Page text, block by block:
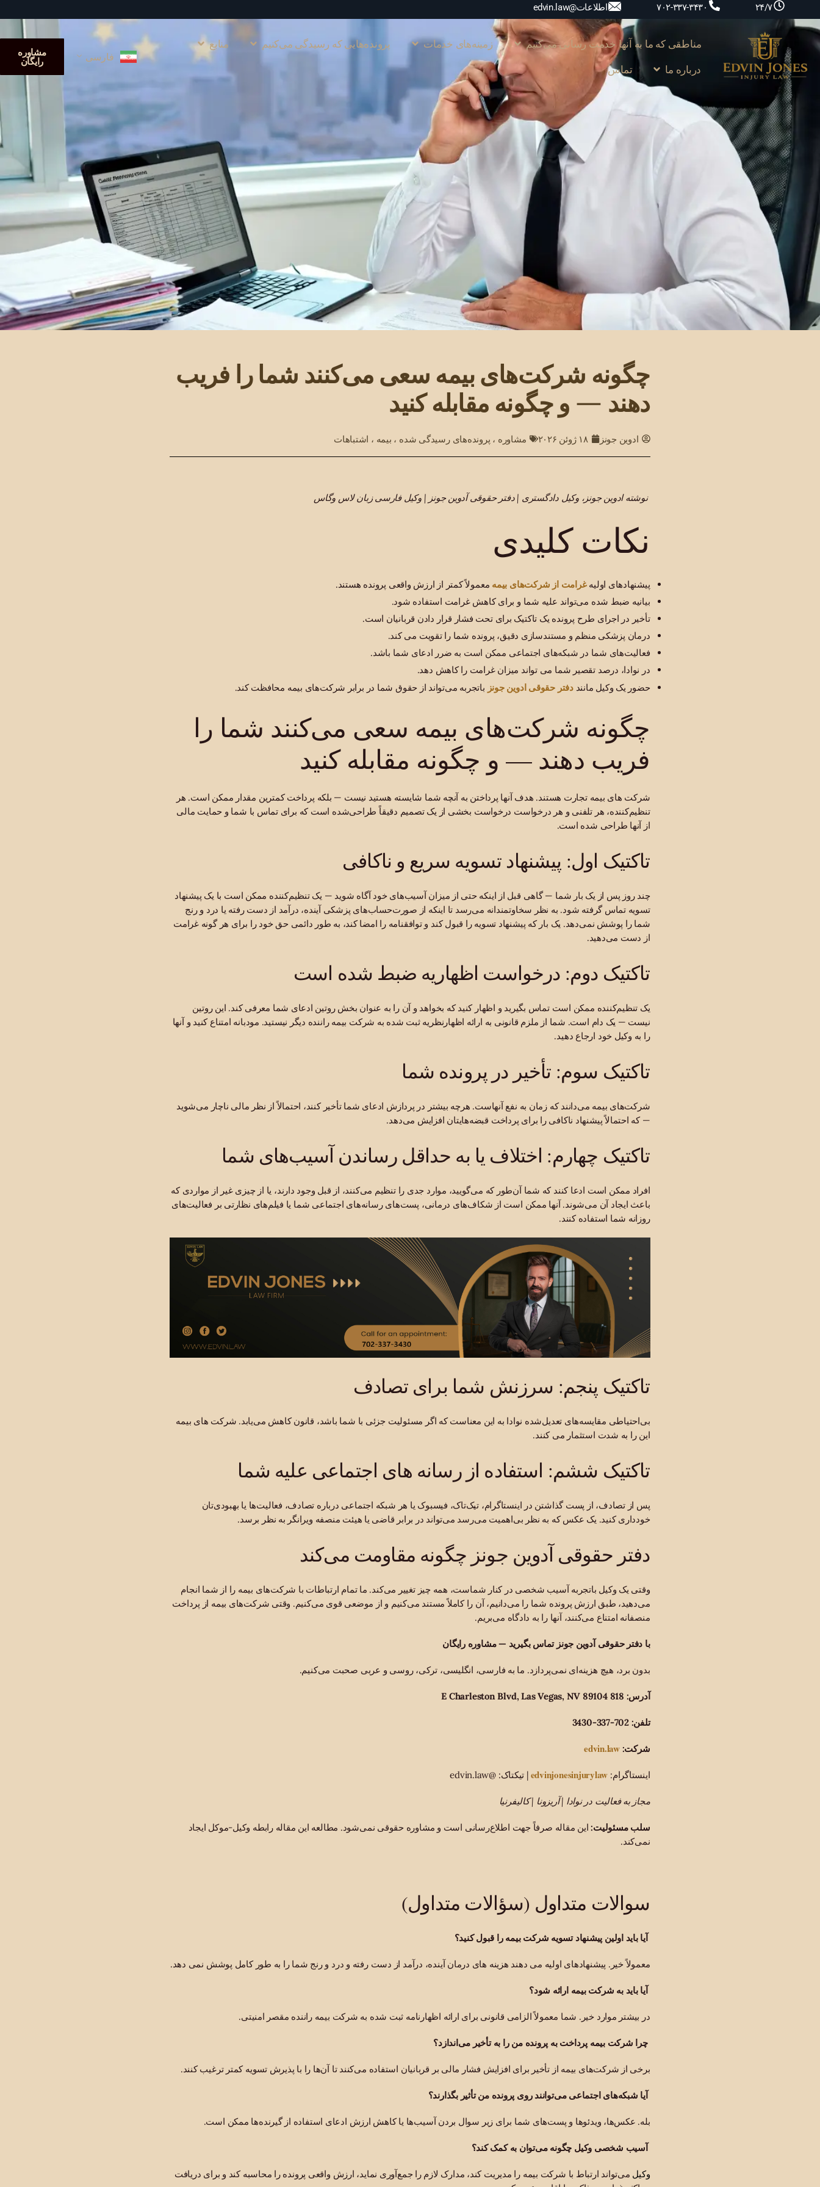
۲۴/۷ ۷۰۲-۳۳۷-۳۴۳۰ اطلاعات@edvin.law
مناطقی که ما به آنها خدمت رسانی می‌کنیم زمینه‌های خدمات پرونده‌هایی که رسیدگی می‌کنیم
منابع
درباره ما
تماس
فارسی مشاوره
رایگان
چگونه شرکت‌های بیمه سعی می‌کنند شما را فریب
دهند — و چگونه مقابله کنید
ادوین جونز ۱۸ ژوئن ۲۰۲۶ مشاوره ، پرونده‌های رسیدگی شده ، بیمه ، اشتباهات
نوشته ادوین جونز، وکیل دادگستری | دفتر حقوقی آدوین جونز | وکیل فارسی زبان لاس وگاس
نکات کلیدی
پیشنهادهای اولیهغرامت از شرکت‌های بیمه معمولاً کمتر از ارزش واقعی پرونده هستند.
بیانیه ضبط شده می‌تواند علیه شما و برای کاهش غرامت استفاده شود.
تأخیر در اجرای طرح پرونده یک تاکتیک برای تحت فشار قرار دادن قربانیان است.
درمان پزشکی منظم و مستندسازی دقیق، پرونده شما را تقویت می کند.
فعالیت‌های شما در شبکه‌های اجتماعی ممکن است به ضرر ادعای شما باشد.
در نوادا، درصد تقصیر شما می تواند میزان غرامت را کاهش دهد.
حضور یک وکیل ماننددفتر حقوقی ادوین جونز باتجربه می‌تواند از حقوق شما در برابر شرکت‌های بیمه محافظت کند.
چگونه شرکت‌های بیمه سعی می‌کنند شما را
فریب دهند — و چگونه مقابله کنید
شرکت های بیمه تجارت هستند. هدف آنها پرداختن به آنچه شما شایسته هستید نیست — بلکه پرداخت کمترین مقدار ممکن است. هر
تنظیم‌کننده، هر تلفنی و هر درخواست درخواست بخشی از یک تصمیم دقیقاً طراحی‌شده است که برای تماس با شما و حمایت مالی
از آنها طراحی شده است.
تاکتیک اول: پیشنهاد تسویه سریع و ناکافی
چند روز پس از یک بار شما — گاهی قبل از اینکه حتی از میزان آسیب‌های خود آگاه شوید — یک تنظیم‌کننده ممکن است با یک پیشنهاد
تسویه تماس گرفته شود. به نظر سخاوتمندانه می‌رسد تا اینکه از صورت‌حساب‌های پزشکی آینده، درآمد از دست رفته یا درد و رنج
شما را پوشش نمی‌دهد. یک بار که پیشنهاد تسویه را قبول کند و توافقنامه را امضا کند، به طور دائمی حق خود را برای هر گونه غرامت
از دست می‌دهید.
تاکتیک دوم: درخواست اظهاریه ضبط شده است
یک تنظیم‌کننده ممکن است تماس بگیرید و اظهار کنید که بخواهد و آن را به عنوان بخش روتین ادعای شما معرفی کند. این روتین
نیست — یک دام است. شما از ملزم قانونی به ارائه اظهارنظریه ثبت شده به شرکت بیمه راننده دیگر نیستید. مودبانه امتناع کنید و آنها
را به وکیل خود ارجاع دهید.
تاکتیک سوم: تأخیر در پرونده شما
شرکت‌های بیمه می‌دانند که زمان به نفع آنهاست. هرچه بیشتر در پردازش ادعای شما تأخیر کنند، احتمالاً از نظر مالی ناچار می‌شوید
— که احتمالاً پیشنهاد ناکافی را برای پرداخت قبضه‌هایتان افزایش می‌دهد.
تاکتیک چهارم: اختلاف یا به حداقل رساندن آسیب‌های شما
افراد ممکن است ادعا کنند که شما آن‌طور که می‌گویید، موارد جدی را تنظیم می‌کنند، از قبل وجود دارند، یا از چیزی غیر از مواردی که
باعث ایجاد آن می‌شوند. آنها ممکن است از شکاف‌های درمانی، پست‌های رسانه‌های اجتماعی شما یا فیلم‌های نظارتی بر فعالیت‌های
روزانه شما استفاده کنند.
تاکتیک پنجم: سرزنش شما برای تصادف
بی‌احتیاطی مقایسه‌های تعدیل‌شده نوادا به این معناست که اگر مسئولیت جزئی با شما باشد، قانون کاهش می‌یابد. شرکت های بیمه
این را به شدت استثمار می کنند.
تاکتیک ششم: استفاده از رسانه های اجتماعی علیه شما
پس از تصادف، از پست گذاشتن در اینستاگرام، تیک‌تاک، فیسبوک یا هر شبکه اجتماعی درباره تصادف، فعالیت‌ها یا بهبودی‌تان
خودداری کنید. یک عکس که به نظر بی‌اهمیت می‌رسد می‌تواند در برابر قاضی یا هیئت منصفه ویرانگر به نظر برسد.
دفتر حقوقی آدوین جونز چگونه مقاومت می‌کند
وقتی یک وکیل باتجربه آسیب شخصی در کنار شماست، همه چیز تغییر می‌کند. ما تمام ارتباطات با شرکت‌های بیمه را از شما انجام
می‌دهید، طبق ارزش پرونده شما را می‌دانیم، آن را کاملاً مستند می‌کنیم و از موضعی قوی می‌کنیم. وقتی شرکت‌های بیمه از پرداخت
منصفانه امتناع می‌کنند، آنها را به دادگاه می‌بریم.
با دفتر حقوقی آدوین جونز تماس بگیرید — مشاوره رایگان
بدون برد، هیچ هزینه‌ای نمی‌پردازد. ما به فارسی، انگلیسی، ترکی، روسی و عربی صحبت می‌کنیم.
آدرس: 818 E Charleston Blvd, Las Vegas, NV 89104
تلفن: 702-337-3430
شرکت:edvin.law
اینستاگرام: edvinjonesinjurylaw | تیکتاک: @edvin.law
مجاز به فعالیت در نوادا | آریزونا | کالیفرنیا
سلب مسئولیت:این مقاله صرفاً جهت اطلاع‌رسانی است و مشاوره حقوقی نمی‌شود. مطالعه این مقاله رابطه وکیل-موکل ایجاد
نمی‌کند.
سوالات متداول (سؤالات متداول)
آیا باید اولین پیشنهاد تسویه شرکت بیمه را قبول کنید؟
معمولاً خیر. پیشنهادهای اولیه می دهند هزینه های درمان آینده، درآمد از دست رفته و درد و رنج شما را به طور کامل پوشش نمی دهد.
آیا باید به شرکت بیمه ارائه شود؟
در بیشتر موارد خیر. شما معمولاً الزامی قانونی برای ارائه اظهارنامه ثبت شده به شرکت بیمه راننده مقصر امنیتی.
چرا شرکت بیمه پرداخت به پرونده من را به تأخیر می‌اندازد؟
برخی از شرکت‌های بیمه از تأخیر برای افزایش فشار مالی بر قربانیان استفاده می‌کنند تا آن‌ها را با پذیرش تسویه کمتر ترغیب کنند.
آیا شبکه‌های اجتماعی می‌توانند روی پرونده من تأثیر بگذارند؟
بله. عکس‌ها، ویدئوها و پست‌های شما برای زیر سوال بردن آسیب‌ها یا کاهش ارزش ادعای استفاده از گیرنده‌ها ممکن است.
آسیب شخصی وکیل چگونه می‌توان به کمک کند؟
وکیل می‌تواند ارتباط با شرکت بیمه را مدیریت کند، مدارک لازم را جمع‌آوری نماید، ارزش واقعی پرونده را محاسبه کند و برای دریافت